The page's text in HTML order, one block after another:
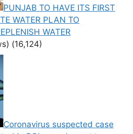
PUNJAB TO HAVE ITS FIRST
WATER PLAN TO
WATER
(16,124)
Coronavirus suspected case